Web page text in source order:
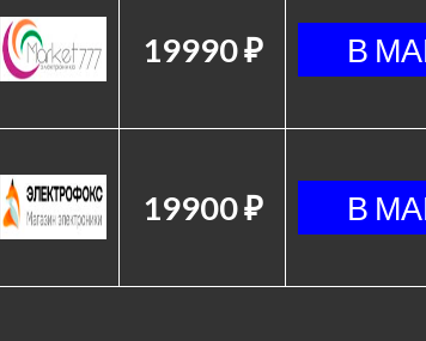
19990 ₽
19900 ₽